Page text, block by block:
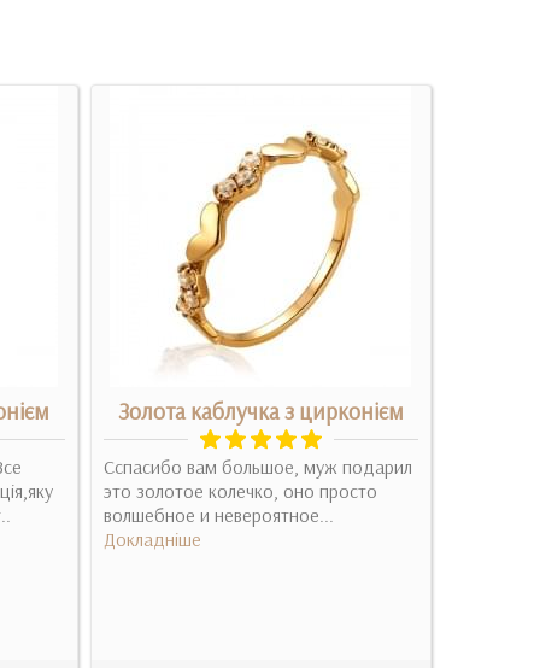
Золота каблучка з цирконієм
Сспасибо вам большое, муж подарил
это золотое колечко, оно просто
волшебное и невероятное...
Докладніше